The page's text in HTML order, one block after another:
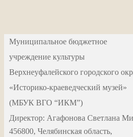
Муниципальное бюджетное
учреждение культуры
Верхнеуфалейского городского
«Историко-краеведческий музей»
(МБУК ВГО “ИКМ”)
Директор: Агафонова Светлана
456800, Челябинская область,